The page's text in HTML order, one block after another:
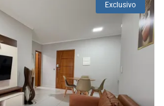
Exclusivo